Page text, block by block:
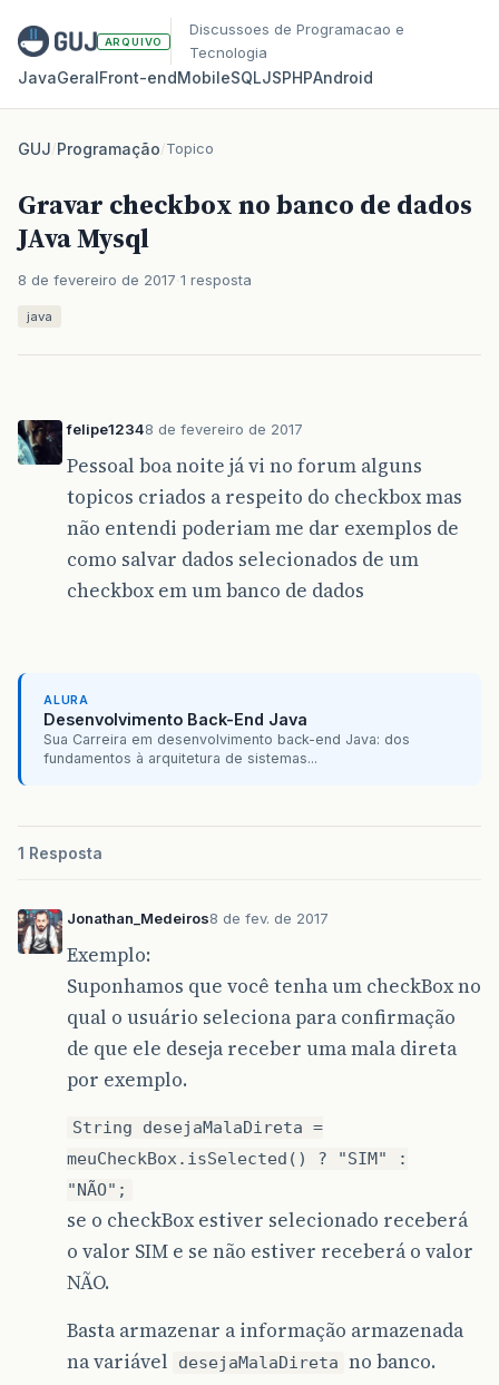
ARQUIVO
Discussoes de Programacao e
Tecnologia
JavaGeralFront‑endMobileSQLJSPHPAndroid
GUJ/Programação/Topico
Gravar checkbox no banco de dados
JAva Mysql
8 de fevereiro de 2017 1 resposta
java
felipe12348 de fevereiro de 2017
Pessoal boa noite já vi no forum alguns
topicos criados a respeito do checkbox mas
não entendi poderiam me dar exemplos de
como salvar dados selecionados de um
checkbox em um banco de dados
ALURA
Desenvolvimento Back-End Java
Sua Carreira em desenvolvimento back-end Java: dos
fundamentos à arquitetura de sistemas...
1 Resposta
Jonathan_Medeiros8 de fev. de 2017
Exemplo:
Suponhamos que você tenha um checkBox no
qual o usuário seleciona para confirmação
de que ele deseja receber uma mala direta
por exemplo.
String desejaMalaDireta =
meuCheckBox.isSelected() ? "SIM" :
"NÃO";
se o checkBox estiver selecionado receberá
o valor SIM e se não estiver receberá o valor
NÃO.
Basta armazenar a informação armazenada
na variável
desejaMalaDireta no banco.